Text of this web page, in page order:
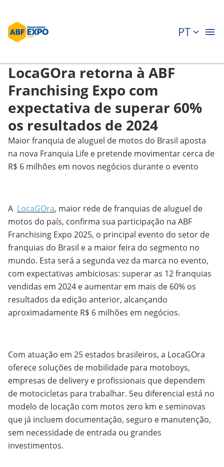
PT
LocaGOra retorna à ABF
Franchising Expo com
expectativa de superar 60%
os resultados de 2024
Maior franquia de aluguel de motos do Brasil aposta
na nova Franquia Life e pretende movimentar cerca de
R$ 6 milhões em novos negócios durante o evento
A LocaGOra, maior rede de franquias de aluguel de
motos do país, confirma sua participação na ABF
Franchising Expo 2025, o principal evento do setor de
franquias do Brasil e a maior feira do segmento no
mundo. Esta será a segunda vez da marca no evento,
com expectativas ambiciosas: superar as 12 franquias
vendidas em 2024 e aumentar em mais de 60% os
resultados da edição anterior, alcançando
aproximadamente R$ 6 milhões em negócios.
Com atuação em 25 estados brasileiros, a LocaGOra
oferece soluções de mobilidade para motoboys,
empresas de delivery e profissionais que dependem
de motocicletas para trabalhar. Seu diferencial está no
modelo de locação com motos zero km e seminovas
que já incluem documentação, seguro e manutenção,
sem necessidade de entrada ou grandes
investimentos.